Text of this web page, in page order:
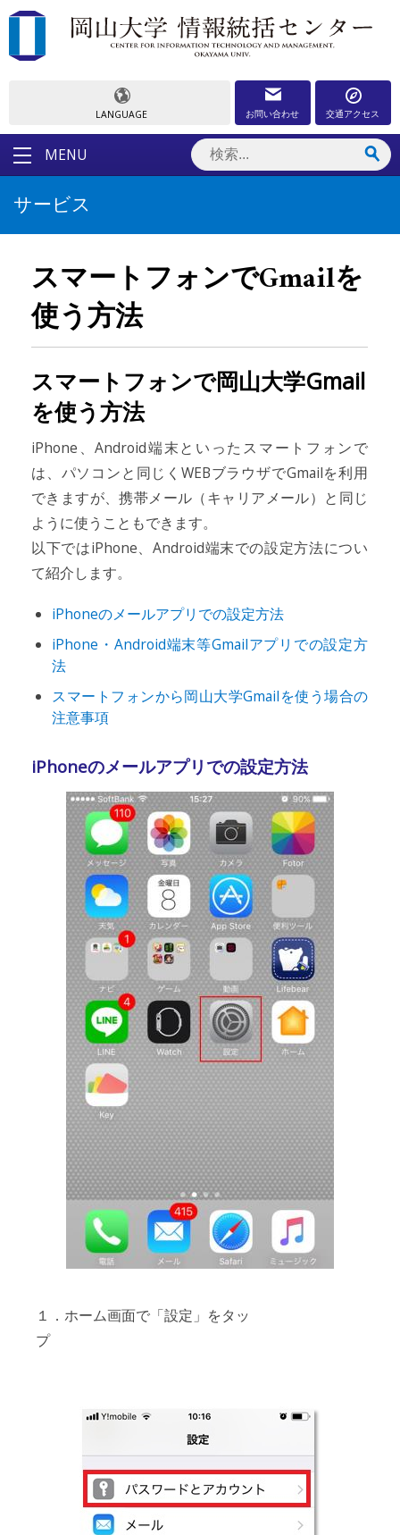
LANGUAGE お問い合わせ 交通アクセス
MENU
サービス
スマートフォンでGmailを
使う方法
スマートフォンで岡山大学Gmail
を使う方法
iPhone、Android端末といったスマートフォンで
は、パソコンと同じくWEBブラウザでGmailを利用
できますが、携帯メール（キャリアメール）と同じ
ように使うこともできます。
以下ではiPhone、Android端末での設定方法につい
て紹介します。
iPhoneのメールアプリでの設定方法
iPhone・Android端末等Gmailアプリでの設定方
法
スマートフォンから岡山大学Gmailを使う場合の
注意事項
iPhoneのメールアプリでの設定方法
１．ホーム画面で「設定」をタッ
プ